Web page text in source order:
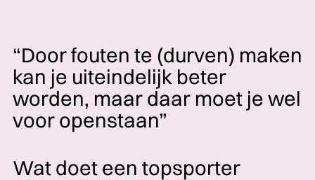
“Door fouten te (durven) maken
kan je uiteindelijk beter
worden, maar daar moet je wel
voor openstaan”
Wat doet een topsporter